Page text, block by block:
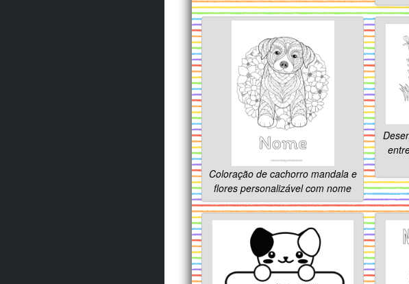
Coloração de cachorro mandala e
flores personalizável com nome